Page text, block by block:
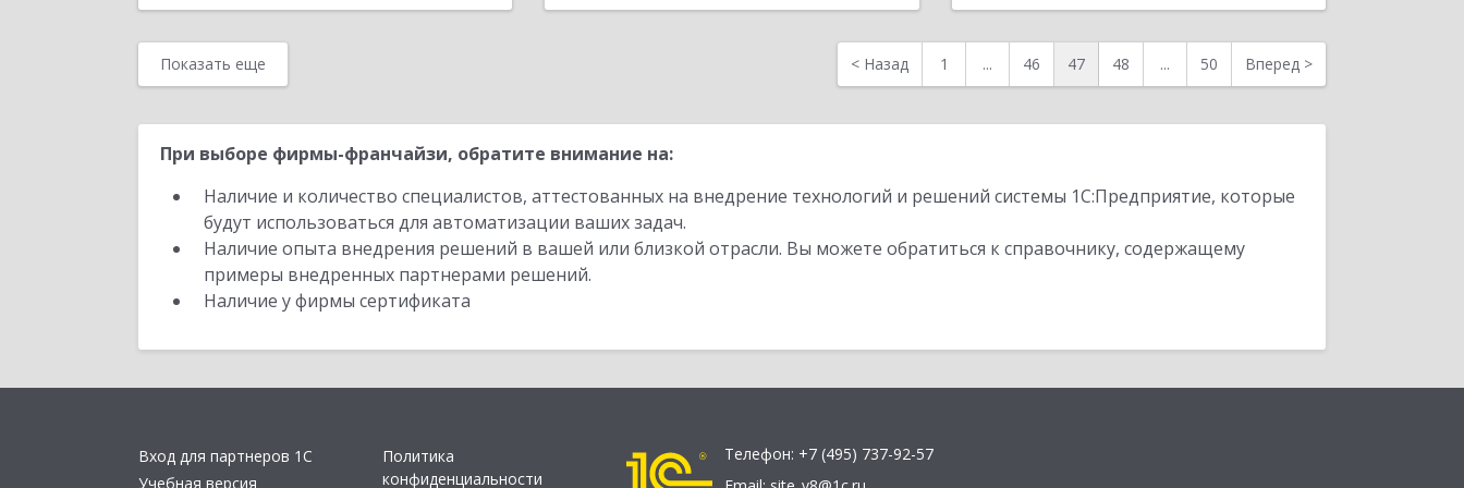
Показать еще < Назад 1 ... 46 47 48 ... 50 Вперед >
При выборе фирмы-франчайзи, обратите внимание на:
Наличие и количество специалистов, аттестованных на внедрение технологий и решений системы 1С:Предприятие, которые
будут использоваться для автоматизации ваших задач.
Наличие опыта внедрения решений в вашей или близкой отрасли. Вы можете обратиться к справочнику, содержащему
примеры внедренных партнерами решений.
Наличие у фирмы сертификата
Вход для партнеров 1С
Учебная версия
Политика
конфиденциальности
Телефон: +7 (495) 737-92-57